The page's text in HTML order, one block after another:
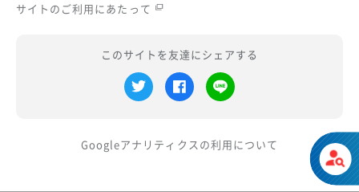
サイトのご利用にあたって
このサイトを友達にシェアする
Googleアナリティクスの利用について